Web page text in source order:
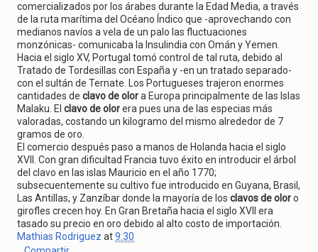
comercializados por los árabes durante la Edad Media, a través
de la ruta marítima del Océano Índico que -aprovechando con
medianos navíos a vela de un palo las fluctuaciones
monzónicas- comunicaba la Insulindia con Omán y Yemen.
Hacia el siglo XV, Portugal tomó control de tal ruta, debido al
Tratado de Tordesillas con España y -en un tratado separado-
con el sultán de Ternate. Los Portugueses trajeron enormes
cantidades de clavo de olora Europa principalmente de las Islas
Malaku. El clavo de olorera pues una de las especias más
valoradas, costando un kilogramo del mismo alrededor de 7
gramos de oro.
El comercio después paso a manos de Holanda hacia el siglo
XVII. Con gran dificultad Francia tuvo éxito en introducir el árbol
del clavo en las islas Mauricio en el año 1770;
subsecuentemente su cultivo fue introducido en Guyana, Brasil,
Las Antillas, y Zanzíbar donde la mayoría de los clavos de oloro
girofles crecen hoy. En Gran Bretaña hacia el siglo XVII era
tasado su precio en oro debido al alto costo de importación.
Mathias Rodriguez at9:30